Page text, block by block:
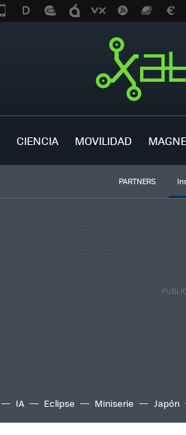
CIENCIA MOVILIDAD
PARTNERS
IA Eclipse Miniserie Japón